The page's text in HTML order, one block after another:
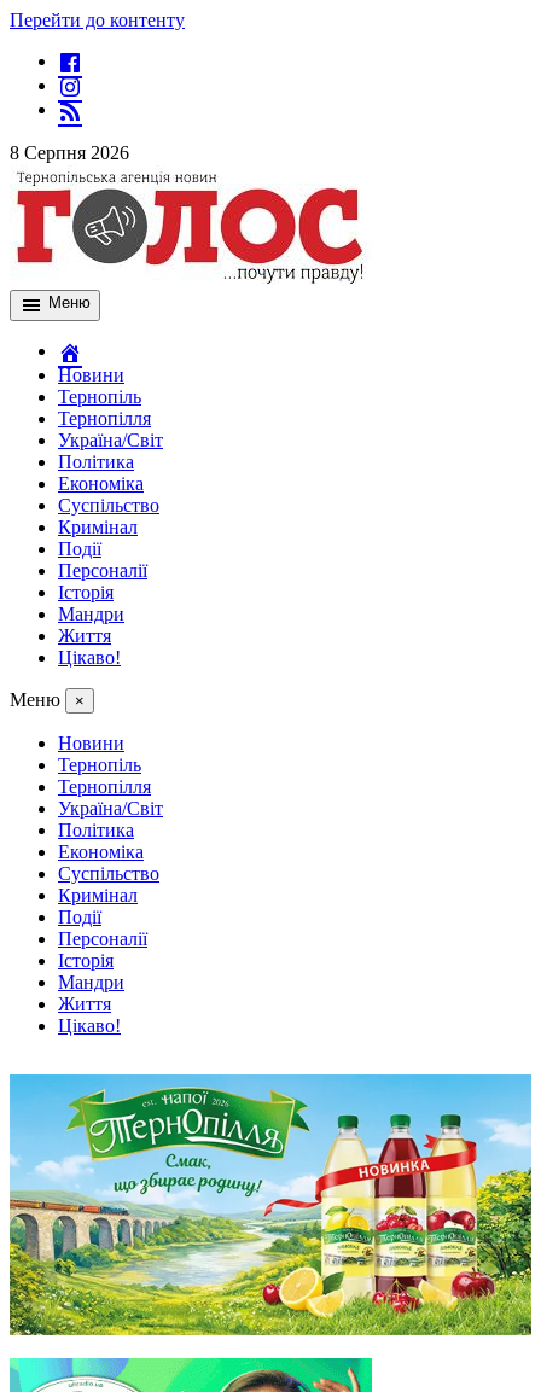
Перейти до контенту
8 Серпня 2026
Меню
Новини
Тернопіль
Тернопілля
Україна/Світ
Політика
Економіка
Суспільство
Кримінал
Події
Персоналії
Історія
Мандри
Життя
Цікаво!
Меню ×
Новини
Тернопіль
Тернопілля
Україна/Світ
Політика
Економіка
Суспільство
Кримінал
Події
Персоналії
Історія
Мандри
Життя
Цікаво!